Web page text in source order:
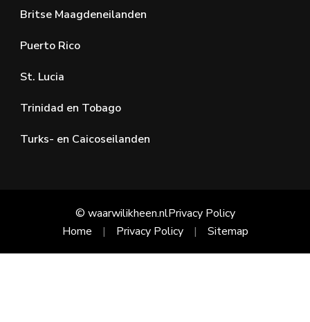
Britse Maagdeneilanden
Puerto Rico
St. Lucia
Trinidad en Tobago
Turks- en Caicoseilanden
© waarwilikheen.nlPrivacy Policy
Home
Privacy Policy Sitemap